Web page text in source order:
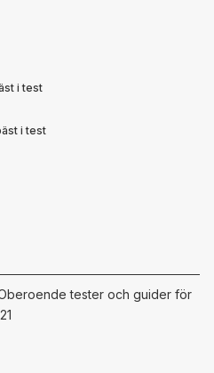
i test
i test
tester och guider för